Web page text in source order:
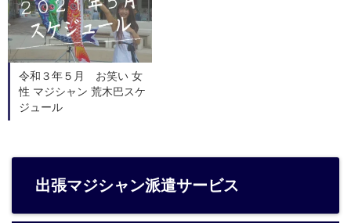
令和３年５月 お笑い 女
性 マジシャン 荒木巴スケ
ジュール
出張マジシャン派遣サービス